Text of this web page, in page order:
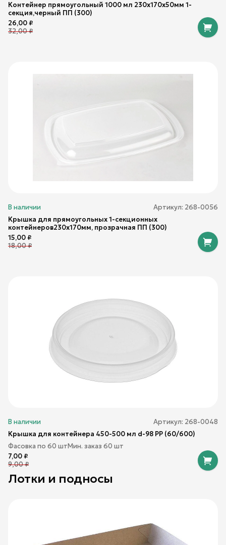
Контейнер прямоугольный 1000 мл 230х170х50мм 1-
секция,черный ПП (300)
26,00₽
32,00₽
В наличии Артикул: 268-0056
Крышка для прямоугольных 1-секционных
контейнеров230х170мм, прозрачная ПП (300)
15,00₽
18,00₽
В наличии Артикул: 268-0048
Крышка для контейнера 450-500 мл d-98 PP (60/600)
Фасовка по 60 штМин. заказ 60 шт
7,00₽
9,00₽
Лотки и подносы